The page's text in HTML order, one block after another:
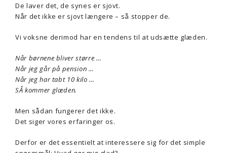
De laver det, de synes er sjovt.
Når det ikke er sjovt længere – så stopper de.
Vi voksne derimod har en tendens til at udsætte glæden.
Når børnene bliver større …
Når jeg går på pension …
Når jeg har tabt 10 kilo …
SÅ kommer glæden.
Men sådan fungerer det ikke.
Det siger vores erfaringer os.
Derfor er det essentielt at interessere sig for det simple